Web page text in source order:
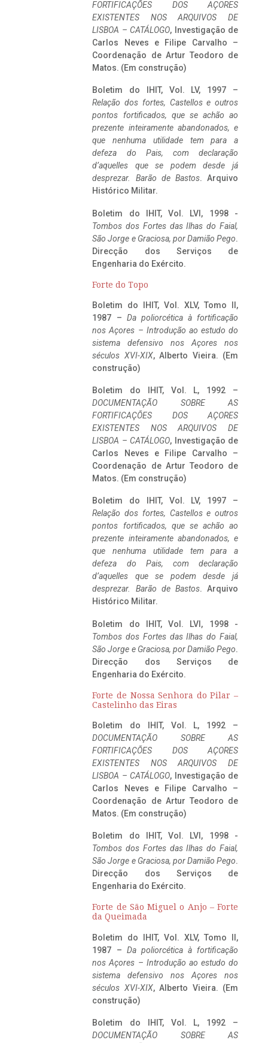
FORTIFICAÇÕES DOS AÇORES
EXISTENTES NOS ARQUIVOS DE
LISBOA – CATÁLOGO, Investigação de
Carlos Neves e Filipe Carvalho –
Coordenação de Artur Teodoro de
Matos. (Em construção)
Boletim do IHIT, Vol. LV, 1997 –
Relação dos fortes, Castellos e outros
pontos fortificados, que se achão ao
prezente inteiramente abandonados, e
que nenhuma utilidade tem para a
defeza do Pais, com declaração
d’aquelles que se podem desde já
desprezar. Barão de Bastos. Arquivo
Histórico Militar.
Boletim do IHIT, Vol. LVI, 1998 -
Tombos dos Fortes das Ilhas do Faial,
São Jorge e Graciosa, por Damião Pego.
Direcção dos Serviços de
Engenharia do Exército.
Forte do Topo
Boletim do IHIT, Vol. XLV, Tomo II,
1987 – Da poliorcética à fortificação
nos Açores – Introdução ao estudo do
sistema defensivo nos Açores nos
séculos XVI-XIX, Alberto Vieira. (Em
construção)
Boletim do IHIT, Vol. L, 1992 –
DOCUMENTAÇÃO SOBRE AS
FORTIFICAÇÕES DOS AÇORES
EXISTENTES NOS ARQUIVOS DE
LISBOA – CATÁLOGO, Investigação de
Carlos Neves e Filipe Carvalho –
Coordenação de Artur Teodoro de
Matos. (Em construção)
Boletim do IHIT, Vol. LV, 1997 –
Relação dos fortes, Castellos e outros
pontos fortificados, que se achão ao
prezente inteiramente abandonados, e
que nenhuma utilidade tem para a
defeza do Pais, com declaração
d’aquelles que se podem desde já
desprezar. Barão de Bastos. Arquivo
Histórico Militar.
Boletim do IHIT, Vol. LVI, 1998 -
Tombos dos Fortes das Ilhas do Faial,
São Jorge e Graciosa, por Damião Pego.
Direcção dos Serviços de
Engenharia do Exército.
Forte de Nossa Senhora do Pilar –
Castelinho das Eiras
Boletim do IHIT, Vol. L, 1992 –
DOCUMENTAÇÃO SOBRE AS
FORTIFICAÇÕES DOS AÇORES
EXISTENTES NOS ARQUIVOS DE
LISBOA – CATÁLOGO, Investigação de
Carlos Neves e Filipe Carvalho –
Coordenação de Artur Teodoro de
Matos. (Em construção)
Boletim do IHIT, Vol. LVI, 1998 -
Tombos dos Fortes das Ilhas do Faial,
São Jorge e Graciosa, por Damião Pego.
Direcção dos Serviços de
Engenharia do Exército.
Forte de São Miguel o Anjo – Forte
da Queimada
Boletim do IHIT, Vol. XLV, Tomo II,
1987 – Da poliorcética à fortificação
nos Açores – Introdução ao estudo do
sistema defensivo nos Açores nos
séculos XVI-XIX, Alberto Vieira. (Em
construção)
Boletim do IHIT, Vol. L, 1992 –
DOCUMENTAÇÃO SOBRE AS